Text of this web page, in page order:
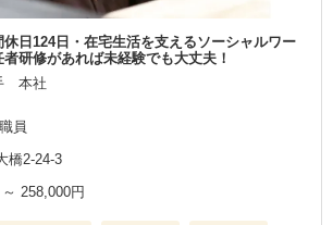
休日124日・在宅生活を支えるソーシャルワー
研修があれば未経験でも大丈夫！
本社
員
橋2-24-3
～258,000円